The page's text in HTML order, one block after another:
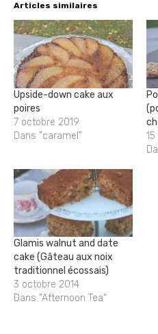
Articles similaires
Upside-down cake aux
poires
7 octobre 2019
Dans "caramel"
Glamis walnut and date
cake (Gâteau aux noix
traditionnel écossais)
3 octobre 2014
Dans "Afternoon Tea"